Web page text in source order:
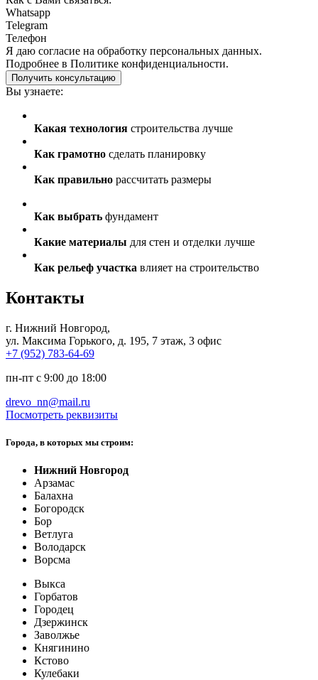
Whatsapp
Telegram
Телефон
Я даю согласие на обработку персональных данных.
Подробнее в Политике конфиденциальности.
Получить консультацию
Вы узнаете:
Какая технология строительства лучше
Как грамотно сделать планировку
Как правильно рассчитать размеры
Как выбрать фундамент
Какие материалы для стен и отделки лучше
Как рельеф участка влияет на строительство
Контакты
г. Нижний Новгород,
ул. Максима Горького, д. 195, 7 этаж, 3 офис
+7 (952) 783-64-69
пн-пт с 9:00 до 18:00
drevo_nn@mail.ru
Посмотреть реквизиты
Города, в которых мы строим:
Нижний Новгород
Арзамас
Балахна
Богородск
Бор
Ветлуга
Володарск
Ворсма
Выкса
Горбатов
Городец
Дзержинск
Заволжье
Княгинино
Кстово
Кулебаки